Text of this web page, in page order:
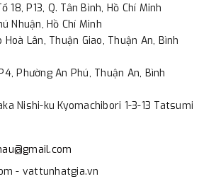
18, P13, Q. Tân Bình, Hồ Chí Minh
Nhuận, Hồ Chí Minh
Hoà Lân, Thuận Giao, Thuận An, Bình
Phường An Phú, Thuận An, Bình
Nishi-ku Kyomachibori 1-3-13 Tatsumi
- vattunhatgia.vn